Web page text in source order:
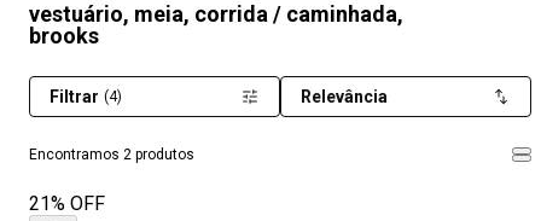
vestuário, meia, corrida / caminhada,
brooks
Encontramos 2 produtos
Filtrar (4) Relevância
21% OFF